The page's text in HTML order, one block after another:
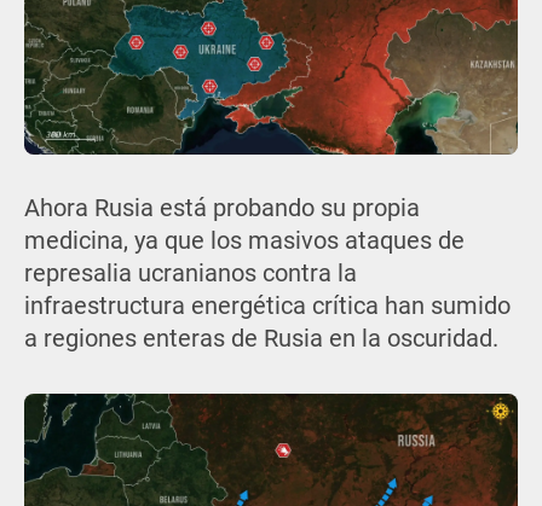
Ahora Rusia está probando su propia
medicina, ya que los masivos ataques de
represalia ucranianos contra la
infraestructura energética crítica han sumido
a regiones enteras de Rusia en la oscuridad.